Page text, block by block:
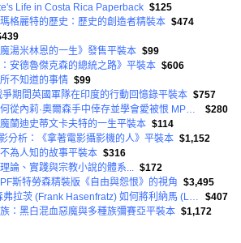
Life in Costa Rica Paperback $125
格麗特的歷史：歷史的創造者精裝本 $474
湯米林恩的一生》發售平裝本 $99
安德魯傑克森的總統之路》平裝本 $606
不知道的事情 $99
期間英國軍隊在印度的行動回憶錄平裝本 $757
草原母狗的自白：我如何從內莉·奧爾森手中倖存並學會愛被恨 MP3 CD
$280
蘭迪史蒂文卡夫特的一生平裝本 $114
分析：《拿著電影攝影機的人》平裝本 $1,152
為人知的故事平裝本 $316
論、實踐與宗教小說的體系... $172
斯特勞森精裝版《自由與怨恨》的視角 $3,495
邁向成功：弗蘭克·哈森弗拉茨 (Frank Hasenfratz) 如何將利納馬 (Linamar) 從貴湖發展為全球精裝本
$407
：黑白混血惡魔與多種族彌賽亞平裝本 $1,172